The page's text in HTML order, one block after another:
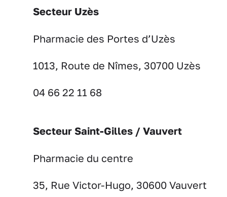
Secteur Uzès
Pharmacie des Portes d’Uzès
1013, Route de Nîmes, 30700 Uzès
04 66 22 11 68
Secteur Saint-Gilles / Vauvert
Pharmacie du centre
35, Rue Victor-Hugo, 30600 Vauvert